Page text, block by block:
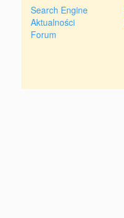
Search Engine
Aktualności
Forum